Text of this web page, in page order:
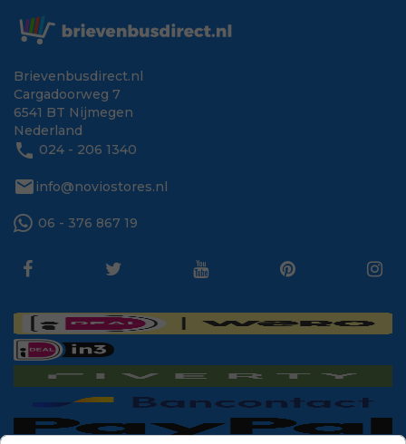
Brievenbusdirect.nl
Cargadoorweg 7
6541 BT Nijmegen
Nederland
phone 024 - 206 1340
mail info@noviostores.nl
06 - 376 867 19